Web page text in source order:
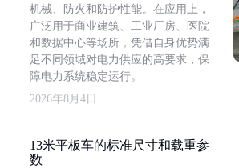
机械、防火和防护性能。在应用上，
广泛用于商业建筑、工业厂房、医院
和数据中心等场所，凭借自身优势满
足不同领域对电力供应的高要求，保
障电力系统稳定运行。
2026年8月4日
13米平板车的标准尺寸和载重参
数